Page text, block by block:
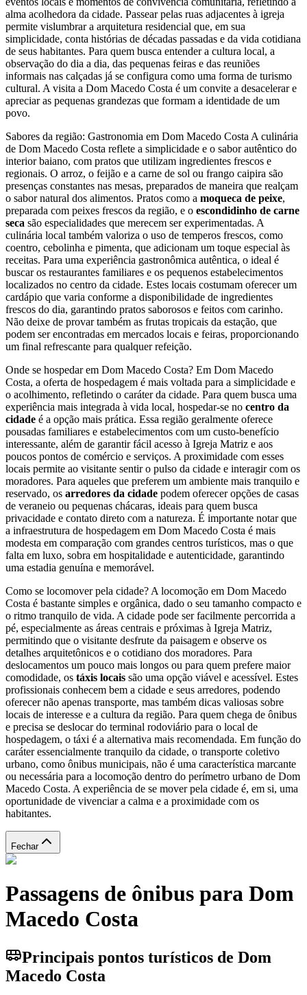
alma acolhedora da cidade. Passear pelas ruas adjacentes à igreja
permite vislumbrar a arquitetura residencial que, em sua
simplicidade, conta histórias de décadas passadas e da vida cotidiana
de seus habitantes. Para quem busca entender a cultura local, a
observação do dia a dia, das pequenas feiras e das reuniões
informais nas calçadas já se configura como uma forma de turismo
cultural. A visita a Dom Macedo Costa é um convite a desacelerar e
apreciar as pequenas grandezas que formam a identidade de um
povo.
Sabores da região: Gastronomia em Dom Macedo Costa A culinária
de Dom Macedo Costa reflete a simplicidade e o sabor autêntico do
interior baiano, com pratos que utilizam ingredientes frescos e
regionais. O arroz, o feijão e a carne de sol ou frango caipira são
presenças constantes nas mesas, preparados de maneira que realçam
o sabor natural dos alimentos. Pratos como a moqueca de peixe,
preparada com peixes frescos da região, e o escondidinho de carne
seca são especialidades que merecem ser experimentadas. A
culinária local também valoriza o uso de temperos frescos, como
coentro, cebolinha e pimenta, que adicionam um toque especial às
receitas. Para uma experiência gastronômica autêntica, o ideal é
buscar os restaurantes familiares e os pequenos estabelecimentos
localizados no centro da cidade. Estes locais costumam oferecer um
cardápio que varia conforme a disponibilidade de ingredientes
frescos do dia, garantindo pratos saborosos e feitos com carinho.
Não deixe de provar também as frutas tropicais da estação, que
podem ser encontradas em mercados locais e feiras, proporcionando
um final refrescante para qualquer refeição.
Onde se hospedar em Dom Macedo Costa? Em Dom Macedo
Costa, a oferta de hospedagem é mais voltada para a simplicidade e
o acolhimento, refletindo o caráter da cidade. Para quem busca uma
experiência mais integrada à vida local, hospedar-se no centro da
cidade é a opção mais prática. Essa região geralmente oferece
pousadas familiares e estabelecimentos com um custo-benefício
interessante, além de garantir fácil acesso à Igreja Matriz e aos
poucos pontos de comércio e serviços. A proximidade com esses
locais permite ao visitante sentir o pulso da cidade e interagir com os
moradores. Para aqueles que preferem um ambiente mais tranquilo e
reservado, os arredores da cidade podem oferecer opções de casas
de veraneio ou pequenas chácaras, ideais para quem busca
privacidade e contato direto com a natureza. É importante notar que
a infraestrutura de hospedagem em Dom Macedo Costa é mais
modesta em comparação com grandes centros turísticos, mas o que
falta em luxo, sobra em hospitalidade e autenticidade, garantindo
uma estadia genuína e memorável.
Como se locomover pela cidade? A locomoção em Dom Macedo
Costa é bastante simples e orgânica, dado o seu tamanho compacto e
o ritmo tranquilo de vida. A cidade pode ser facilmente percorrida a
pé, especialmente as áreas centrais e próximas à Igreja Matriz,
permitindo que o visitante desfrute da paisagem e observe os
detalhes arquitetônicos e o cotidiano dos moradores. Para
deslocamentos um pouco mais longos ou para quem prefere maior
comodidade, os táxis locais são uma opção viável e acessível. Estes
profissionais conhecem bem a cidade e seus arredores, podendo
oferecer não apenas transporte, mas também dicas valiosas sobre
locais de interesse e a cultura da região. Para quem chega de ônibus
e precisa se deslocar do terminal rodoviário para o local de
hospedagem, o táxi é a alternativa mais recomendada. Em função do
caráter essencialmente tranquilo da cidade, o transporte coletivo
urbano, como ônibus municipais, não é uma característica marcante
ou necessária para a locomoção dentro do perímetro urbano de Dom
Macedo Costa. A experiência de se mover pela cidade é, em si, uma
oportunidade de vivenciar a calma e a proximidade com os
habitantes.
Fechar
Passagens de ônibus para Dom
Macedo Costa
Principais pontos turísticos de Dom
Macedo Costa